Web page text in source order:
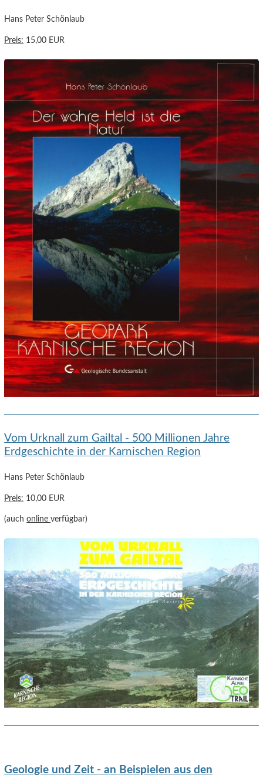
Hans Peter Schönlaub
Preis: 15,00 EUR
Vom Urknall zum Gailtal - 500 Millionen Jahre
Erdgeschichte in der Karnischen Region
Hans Peter Schönlaub
Preis: 10,00 EUR
(auchonlineverfügbar)
Geologie und Zeit - an Beispielen aus den